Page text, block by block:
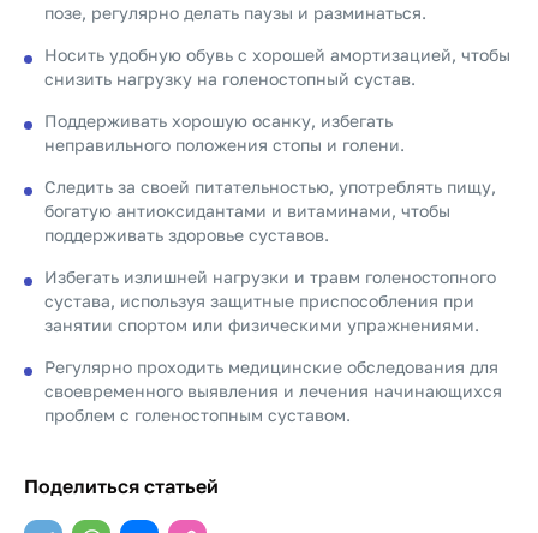
позе, регулярно делать паузы и разминаться.
Носить удобную обувь с хорошей амортизацией, чтобы
снизить нагрузку на голеностопный сустав.
Поддерживать хорошую осанку, избегать
неправильного положения стопы и голени.
Следить за своей питательностью, употреблять пищу,
богатую антиоксидантами и витаминами, чтобы
поддерживать здоровье суставов.
Избегать излишней нагрузки и травм голеностопного
сустава, используя защитные приспособления при
занятии спортом или физическими упражнениями.
Регулярно проходить медицинские обследования для
своевременного выявления и лечения начинающихся
проблем с голеностопным суставом.
Поделиться статьей